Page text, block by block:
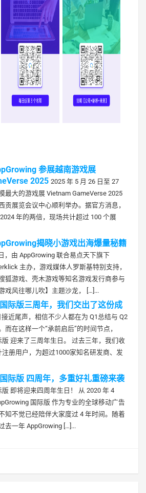
参展越南游戏展
2025 2025 年 5 月 26 日至 27
最大的游戏展 Vietnam GameVerse 2025
贡展览会议中心顺利举办。据官方消息，
年的两倍，现场共计超过 100 个展
揭晓小游戏出海爆量秘籍
，由 AppGrowing 联合易点天下旗下
主办，游戏媒体人罗斯基特别支持，
狐游戏、壳木游戏等知名游戏发行商参与
戏风往哪儿吹】主题沙龙， […]...
际版三周年，我们交出了这份成
近尾声，相信不少人都在为 Q1总结与 Q2
而在这样一个“承前启后”的时间节点，
版 迎来了三周年生日。 过去三年，我们收
册用户，为超过1000家知名研发商、发
际版 四周年，多重好礼重磅来袭
版 即将迎来四周年生日！ 从 2020 年 4
国际版 作为专业的全球移动广告
知不觉已经陪伴大家度过 4 年时间。随着
去一年 AppGrowing […]...